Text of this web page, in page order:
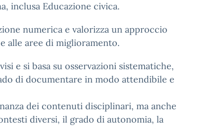
inclusa Educazione civica.
numerica e valorizza un approccio
alle aree di miglioramento.
e si basa su osservazioni sistematiche,
di documentare in modo attendibile e
dei contenuti disciplinari, ma anche
diversi, il grado di autonomia, la